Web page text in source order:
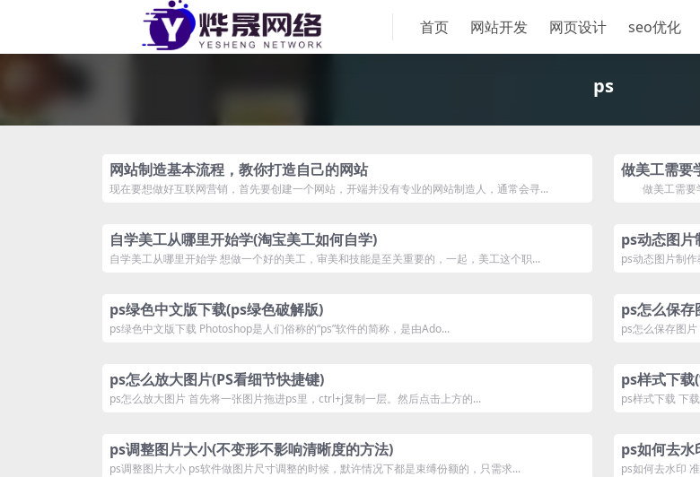
首页 网站开发 网页设计 seo优化
ps
网站制造基本流程，教你打造自己的网站
现在要想做好互联网营销，首先要创建一个网站，开端并没有专业的网站制造人，通常会寻...
做美工需要
做美工需要学
自学美工从哪里开始学(淘宝美工如何自学)
自学美工从哪里开始学 想做一个好的美工，审美和技能是至关重要的，一起，美工这个职...
ps动态图片
ps动态图片制
ps绿色中文版下载(ps绿色破解版)
ps绿色中文版下载 Photoshop是人们俗称的“ps”软件的简称，是由Ado...
ps怎么保
ps怎么保存图
ps怎么放大图片(PS看细节快捷键)
ps怎么放大图片 首先将一张图片拖进ps里，ctrl+j复制一层。然后点击上方的...
ps样式下载
ps样式下载 下
ps调整图片大小(不变形不影响清晰度的方法)
ps调整图片大小 ps软件做图片尺寸调整的时候，默许情况下都是束缚份额的，只需求...
ps如何去水
ps如何去水印